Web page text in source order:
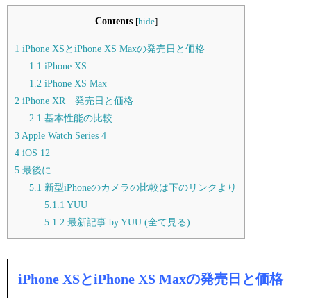
Contents [hide]
1 iPhone XSとiPhone XS Maxの発売日と価格
1.1 iPhone XS
1.2 iPhone XS Max
2 iPhone XR 発売日と価格
2.1 基本性能の比較
3 Apple Watch Series 4
4 iOS 12
5 最後に
5.1 新型iPhoneのカメラの比較は下のリンクより
5.1.1 YUU
5.1.2 最新記事 by YUU (全て見る)
iPhone XSとiPhone XS Maxの発売日と価格